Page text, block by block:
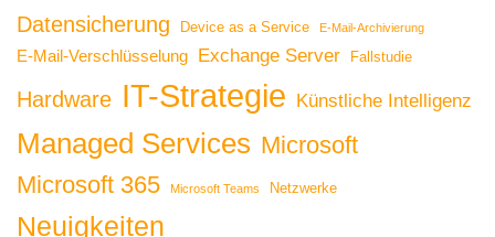
Datensicherung Device as a Service E-Mail-Archivierung
E-Mail-Verschlüsselung Exchange Server Fallstudie
Hardware IT-Strategie Künstliche Intelligenz
Managed Services Microsoft
Microsoft 365
Microsoft Teams Netzwerke
Neuigkeiten